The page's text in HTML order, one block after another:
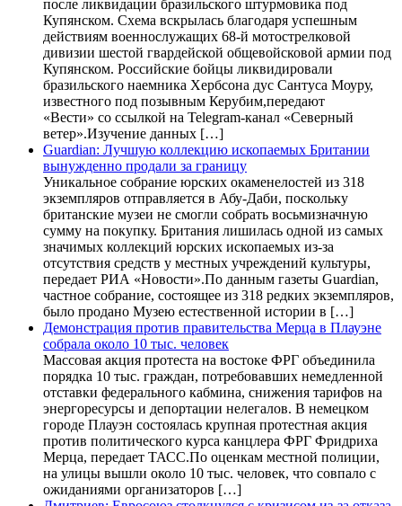
после ликвидации бразильского штурмовика под
Купянском. Схема вскрылась благодаря успешным
действиям военнослужащих 68-й мотострелковой
дивизии шестой гвардейской общевойсковой армии под
Купянском. Российские бойцы ликвидировали
бразильского наемника Хербсона дус Сантуса Моуру,
известного под позывным Керубим,передают
«Вести» со ссылкой на Telegram-канал «Северный
ветер».Изучение данных […]
Guardian: Лучшую коллекцию ископаемых Британии
вынужденно продали за границу
Уникальное собрание юрских окаменелостей из 318
экземпляров отправляется в Абу-Даби, поскольку
британские музеи не смогли собрать восьмизначную
сумму на покупку. Британия лишилась одной из самых
значимых коллекций юрских ископаемых из-за
отсутствия средств у местных учреждений культуры,
передает РИА «Новости».По данным газеты Guardian,
частное собрание, состоящее из 318 редких экземпляров,
было продано Музею естественной истории в […]
Демонстрация против правительства Мерца в Плауэне
собрала около 10 тыс. человек
Массовая акция протеста на востоке ФРГ объединила
порядка 10 тыс. граждан, потребовавших немедленной
отставки федерального кабмина, снижения тарифов на
энергоресурсы и депортации нелегалов. В немецком
городе Плауэн состоялась крупная протестная акция
против политического курса канцлера ФРГ Фридриха
Мерца, передает ТАСС.По оценкам местной полиции,
на улицы вышли около 10 тыс. человек, что совпало с
ожиданиями организаторов […]